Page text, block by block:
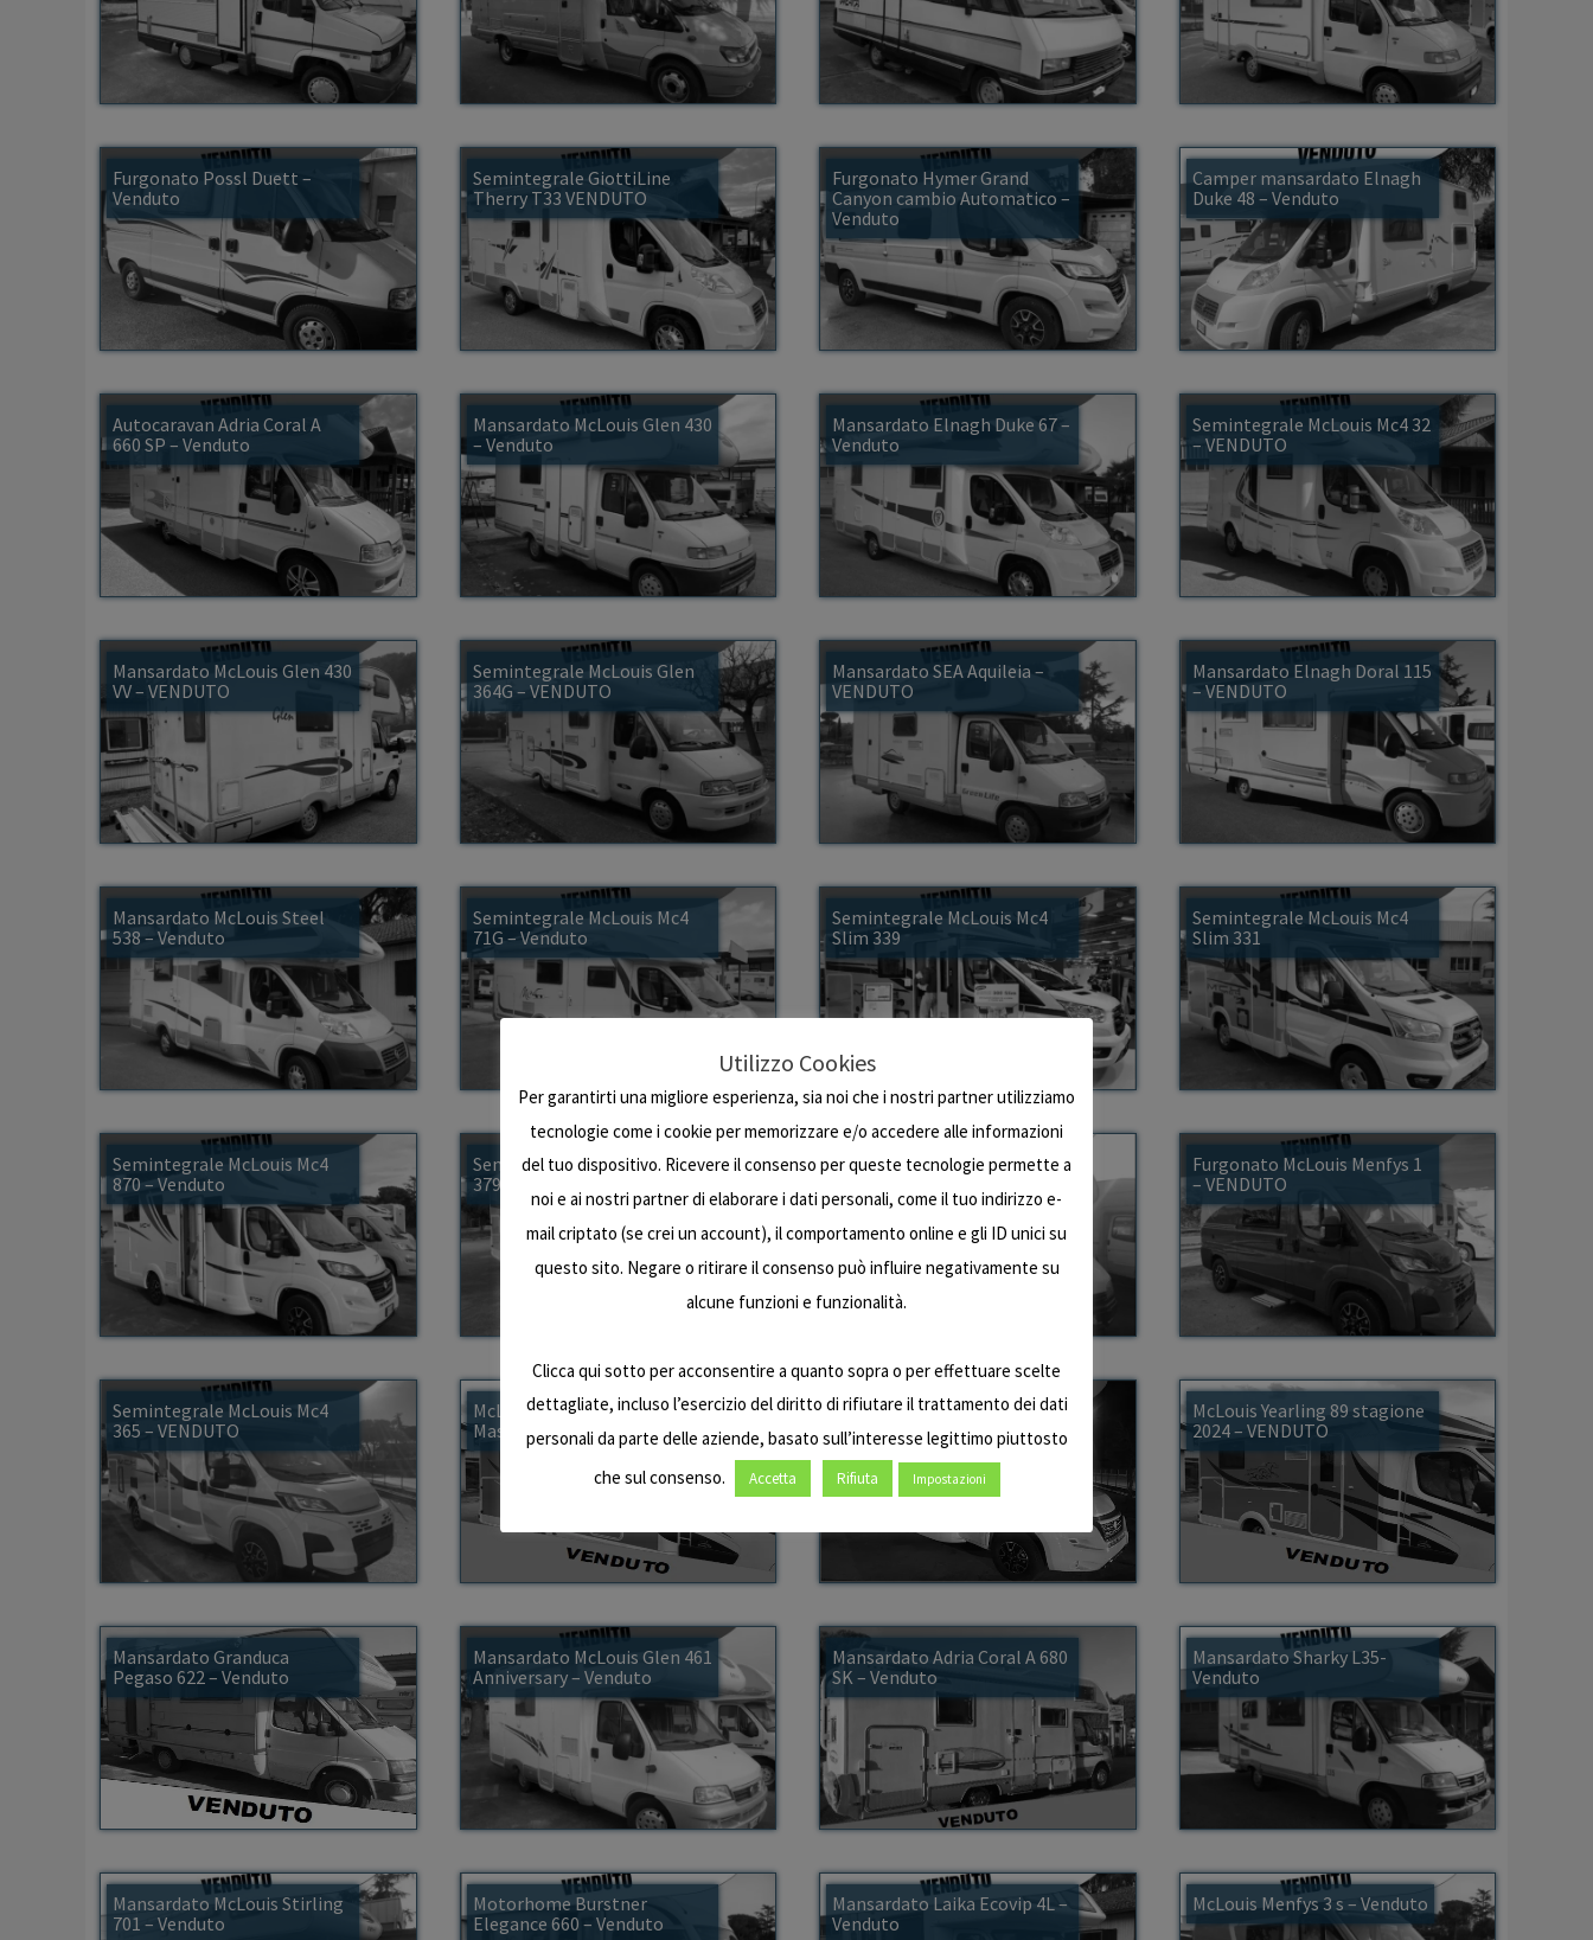
Furgonato Possl Duett –
Venduto
Semintegrale GiottiLine
Therry T33 VENDUTO
Furgonato Hymer Grand
Canyon cambio Automatico –
Venduto
Camper mansardato Elnagh
Duke 48 – Venduto
Autocaravan Adria Coral A
660 SP – Venduto
Mansardato McLouis Glen 430
– Venduto
Mansardato Elnagh Duke 67 –
Venduto
Semintegrale McLouis Mc4 32
– VENDUTO
Mansardato McLouis Glen 430
VV – VENDUTO
Semintegrale McLouis Glen
364G – VENDUTO
Mansardato SEA Aquileia –
VENDUTO
Mansardato Elnagh Doral 115
– VENDUTO
Mansardato McLouis Steel
538 – Venduto
Semintegrale McLouis Mc4
71G – Venduto
Semintegrale McLouis Mc4
Slim 339
Semintegrale McLouis Mc4
Slim 331
Semintegrale McLouis Mc4
870 – Venduto
Semintegrale McLouis Mc4
379 Spring Edition
Mansardato Mobilvetta
Furgonato McLouis Menfys 1
– VENDUTO
Semintegrale McLouis Mc4
365 – VENDUTO
McLouis Yearling 83 Renault
Master – Venduto
Semintegrale McLouis Mc4
360
McLouis Yearling 89 stagione
2024 – VENDUTO
Mansardato Granduca
Pegaso 622 – Venduto
Mansardato McLouis Glen 461
Anniversary – Venduto
Mansardato Adria Coral A 680
SK – Venduto
Mansardato Sharky L35-
Venduto
Mansardato McLouis Stirling
701 – Venduto
Motorhome Burstner
Elegance 660 – Venduto
Mansardato Laika Ecovip 4L –
Venduto
McLouis Menfys 3 s – Venduto
Utilizzo Cookies
Per garantirti una migliore esperienza, sia noi che i nostri partner utilizziamo
tecnologie come i cookie per memorizzare e/o accedere alle informazioni
del tuo dispositivo. Ricevere il consenso per queste tecnologie permette a
noi e ai nostri partner di elaborare i dati personali, come il tuo indirizzo e-
mail criptato (se crei un account), il comportamento online e gli ID unici su
questo sito. Negare o ritirare il consenso può influire negativamente su
alcune funzioni e funzionalità.
Clicca qui sotto per acconsentire a quanto sopra o per effettuare scelte
dettagliate, incluso l’esercizio del diritto di rifiutare il trattamento dei dati
personali da parte delle aziende, basato sull’interesse legittimo piuttosto
che sul consenso.
Accetta Rifiuta Impostazioni